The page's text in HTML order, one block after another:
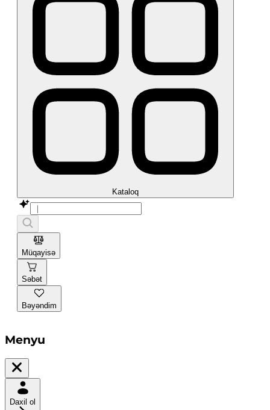
Kataloq
Müqayisə
Səbət
Bəyəndim
Menyu
Daxil ol